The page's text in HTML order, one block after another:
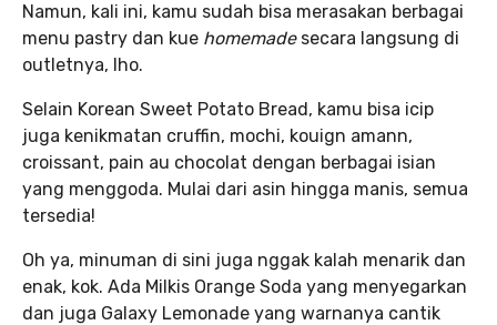
Namun, kali ini, kamu sudah bisa merasakan berbagai
menu pastry dan kue homemade secara langsung di
outletnya, lho.
Selain Korean Sweet Potato Bread, kamu bisa icip
juga kenikmatan cruffin, mochi, kouign amann,
croissant, pain au chocolat dengan berbagai isian
yang menggoda. Mulai dari asin hingga manis, semua
tersedia!
Oh ya, minuman di sini juga nggak kalah menarik dan
enak, kok. Ada Milkis Orange Soda yang menyegarkan
dan juga Galaxy Lemonade yang warnanya cantik